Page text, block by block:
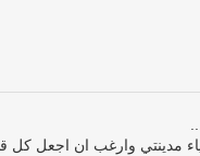
مدينتي وارغب ان اجعل كل